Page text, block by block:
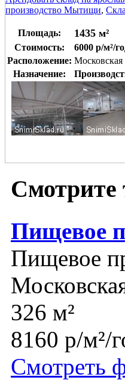
производство Мытищи,
Площадь: 1435 м²
Стоимость:
6000 р/м²/
Расположение:
Назначение:
Смотрите
Пищевое
Пищевое
326 м²
8160 р/м²/
Смотреть